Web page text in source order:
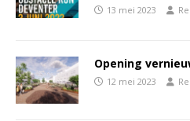
13 mei 2023
Opening
12 mei 2023